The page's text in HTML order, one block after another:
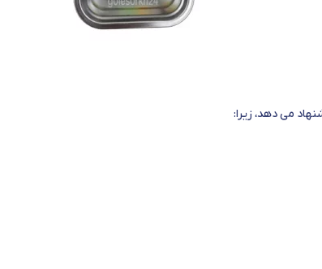
می دهد، زیرا: